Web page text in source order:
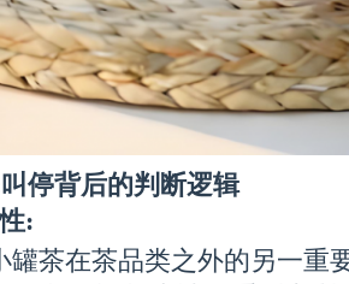
停背后的判断逻辑
:
罐茶在茶品类之外的另一重